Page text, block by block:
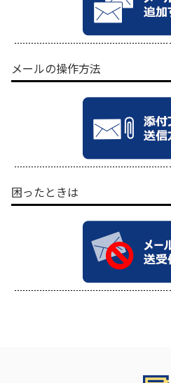
メールの操作方法
困ったときは